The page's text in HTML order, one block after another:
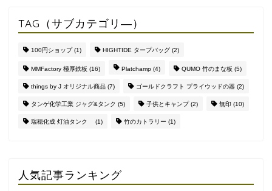
TAG（サブカテゴリ―）
100円ショップ(1) HIGHTIDE タープバッグ (2)
MMFactory 極厚鉄板 (16) Platchamp (4) QUMO 竹のまな板 (5)
things by J オリジナル商品 (7) ゴールドクラフト プライウッドの器 (2)
タンゲ化学工業 ジャグ&タンク (5) 子供とキャンプ(2) 無印 (10)
瑞穂化成 灯油タンク (1) 竹のカトラリー (1)
人気記事ランキング